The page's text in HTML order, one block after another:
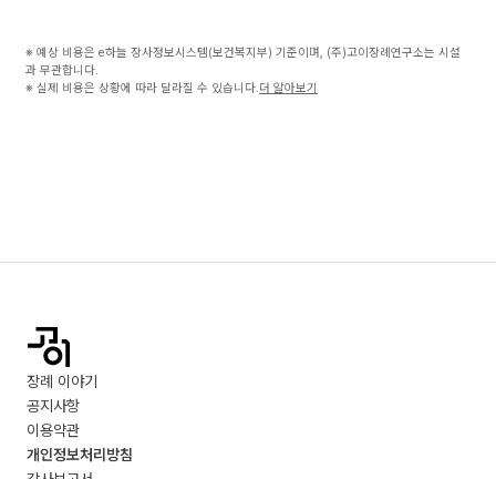
※ 예상 비용은 e하늘 장사정보시스템(보건복지부) 기준이며, (주)고이장례연구소는 시설
과 무관합니다.
※ 실제 비용은 상황에 따라 달라질 수 있습니다.더 알아보기
장례 이야기
공지사항
이용약관
개인정보처리방침